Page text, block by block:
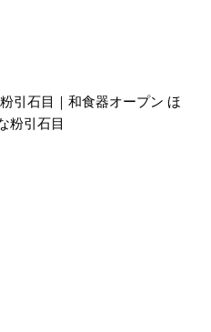
引石目｜和食器オープン ほ
粉引石目